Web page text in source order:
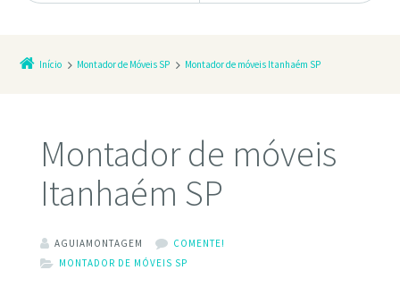
Início Montador de Móveis SP Montador de móveis Itanhaém SP
Montador de móveis
Itanhaém SP
AGUIAMONTAGEM
COMENTE!
MONTADOR DE MÓVEIS SP